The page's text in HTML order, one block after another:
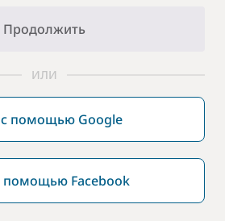
Продолжить
ИЛИ
помощью Google
помощью Facebook